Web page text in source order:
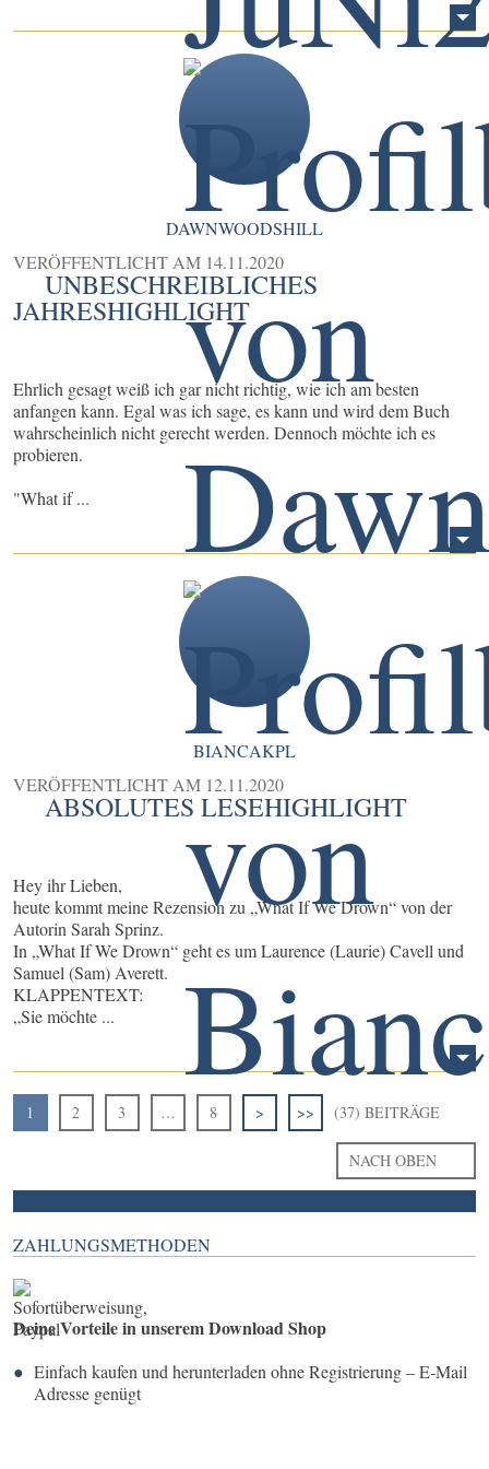
DAWNWOODSHILL
VERÖFFENTLICHT AM 14.11.2020
UNBESCHREIBLICHES
JAHRESHIGHLIGHT
Ehrlich gesagt weiß ich gar nicht richtig, wie ich am besten
anfangen kann. Egal was ich sage, es kann und wird dem Buch
wahrscheinlich nicht gerecht werden. Dennoch möchte ich es
probieren.
"What if ...
BIANCAKPL
VERÖFFENTLICHT AM 12.11.2020
ABSOLUTES LESEHIGHLIGHT
Hey ihr Lieben,
heute kommt meine Rezension zu „What If We Drown“ von der
Autorin Sarah Sprinz.
In „What If We Drown“ geht es um Laurence (Laurie) Cavell und
Samuel (Sam) Averett.
KLAPPENTEXT:
„Sie möchte ...
1 2 3 … 8 > >> (37) BEITRÄGE
NACH OBEN
ZAHLUNGSMETHODEN
Deine Vorteile in unserem Download Shop
Einfach kaufen und herunterladen ohne Registrierung – E-Mail
Adresse genügt